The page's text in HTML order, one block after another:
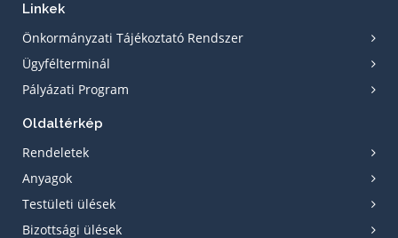
Linkek
Önkormányzati Tájékoztató Rendszer
Ügyfélterminál
Pályázati Program
Oldaltérkép
Rendeletek
Anyagok
Testületi ülések
Bizottsági ülések